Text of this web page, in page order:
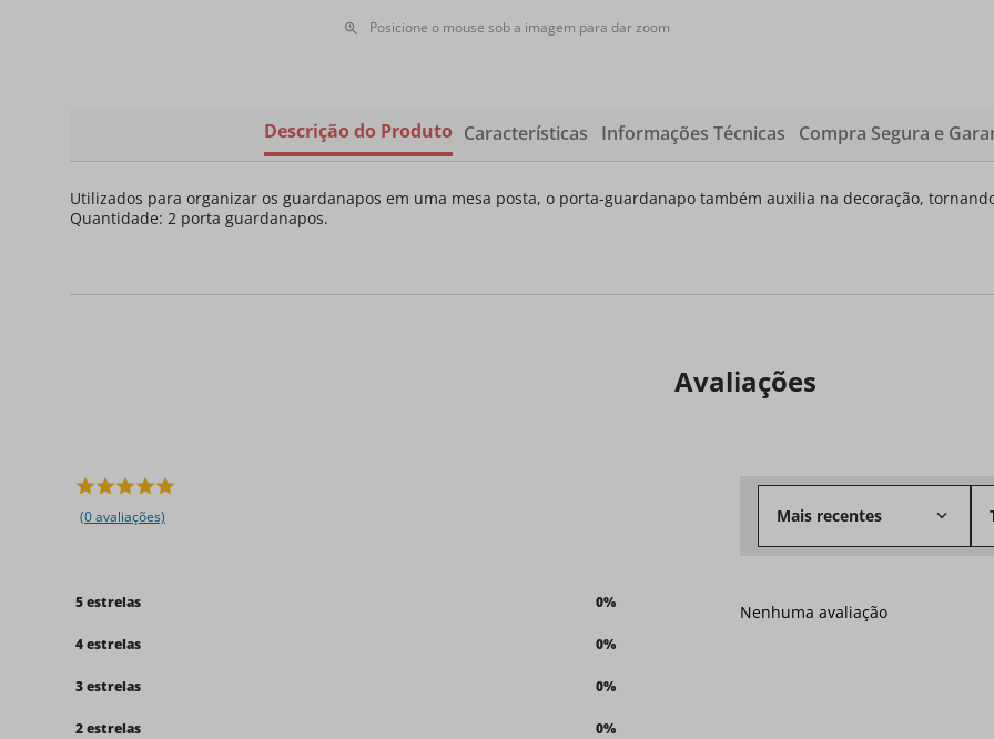
Posicione o mouse sob a imagem para dar zoom
Descrição do Produto Características Informações Técnicas Compra Segura e
Utilizados para organizar os guardanapos em uma mesa posta, o porta-guardanapo também auxilia na decoração,
Quantidade: 2 porta guardanapos.
Avaliações
(0 avaliações)
5 estrelas 0%
4 estrelas 0%
3 estrelas 0%
2 estrelas 0%
Mais recentes
Nenhuma avaliação